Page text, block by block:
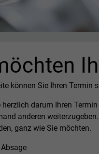
können Sie Ihren Termin
herzlich darum Ihren
anderen
ganz wie Sie möchten.